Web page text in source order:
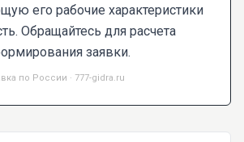
его рабочие характеристики
Обращайтесь для расчета
заявки.
по России · 777-gidra.ru